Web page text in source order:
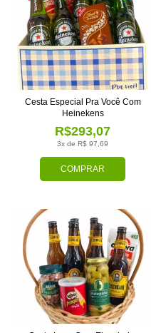
COMPRAR
3x de R$ 97,69
R$293,07
Cesta Especial Pra Você Com
Heinekens